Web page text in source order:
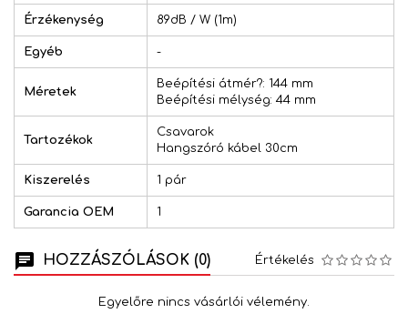
Érzékenység 89dB / W (1m)
Egyéb -
Méretek
Beépítési átmér?: 144 mm
Beépítési mélység: 44 mm
Tartozékok
Csavarok
Hangszóró kábel 30cm
Kiszerelés 1 pár
Garancia OEM 1
HOZZÁSZÓLÁSOK (0) Értékelés
Egyelőre nincs vásárlói vélemény.